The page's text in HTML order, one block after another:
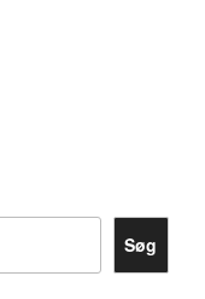
Søg